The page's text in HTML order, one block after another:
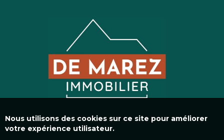
Nous utilisons des cookies sur ce site pour améliorer
votre expérience utilisateur.